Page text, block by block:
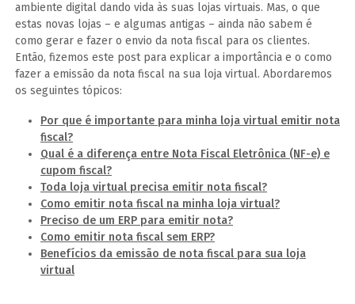
ambiente digital dando vida às suas lojas virtuais. Mas, o que
estas novas lojas – e algumas antigas – ainda não sabem é
como gerar e fazer o envio da nota fiscal para os clientes.
Então, fizemos este post para explicar a importância e o como
fazer a emissão da nota fiscal na sua loja virtual. Abordaremos
os seguintes tópicos:
Por que é importante para minha loja virtual emitir nota
fiscal?
Qual é a diferença entre Nota Fiscal Eletrônica (NF-e) e
cupom fiscal?
Toda loja virtual precisa emitir nota fiscal?
Como emitir nota fiscal na minha loja virtual?
Preciso de um ERP para emitir nota?
Como emitir nota fiscal sem ERP?
Benefícios da emissão de nota fiscal para sua loja
virtual